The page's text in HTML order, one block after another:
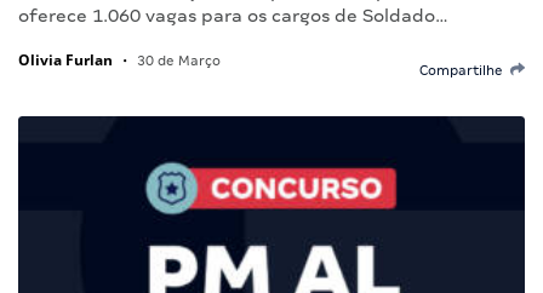
oferece 1.060 vagas para os cargos de Soldado…
Olivia Furlan • 30 de Março
Compartilhe